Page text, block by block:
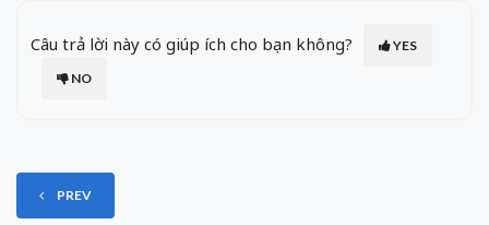
Câu trả lời này có giúp ích cho bạn không?
YES
NO
PREV